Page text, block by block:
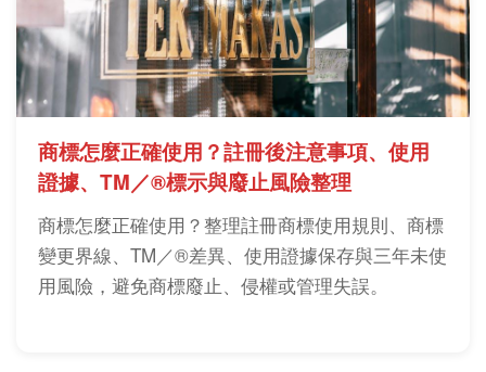
商標怎麼正確使用？註冊後注意事項、使用
證據、TM／®標示與廢止風險整理
商標怎麼正確使用？整理註冊商標使用規則、商標
變更界線、TM／®差異、使用證據保存與三年未使
用風險，避免商標廢止、侵權或管理失誤。